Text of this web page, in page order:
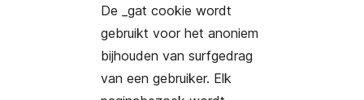
De _gat cookie wordt
gebruikt voor het anoniem
bijhouden van surfgedrag
van een gebruiker. Elk